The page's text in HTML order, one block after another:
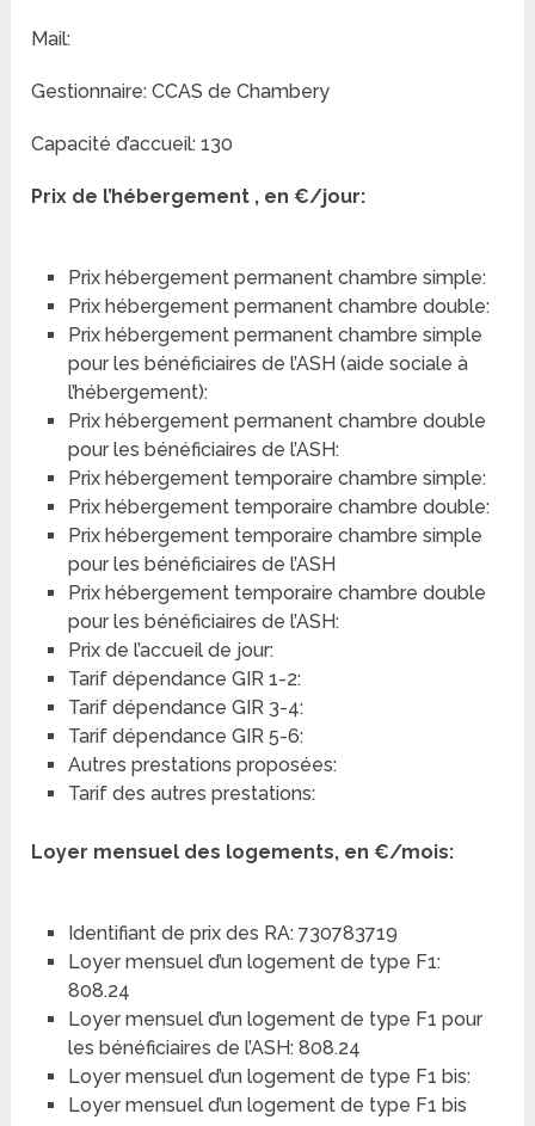
Mail:
Gestionnaire: CCAS de Chambery
Capacité d’accueil: 130
Prix de l’hébergement , en €/jour:
Prix hébergement permanent chambre simple:
Prix hébergement permanent chambre double:
Prix hébergement permanent chambre simple
pour les bénéficiaires de l’ASH (aide sociale à
l’hébergement):
Prix hébergement permanent chambre double
pour les bénéficiaires de l’ASH:
Prix hébergement temporaire chambre simple:
Prix hébergement temporaire chambre double:
Prix hébergement temporaire chambre simple
pour les bénéficiaires de l’ASH
Prix hébergement temporaire chambre double
pour les bénéficiaires de l’ASH:
Prix de l’accueil de jour:
Tarif dépendance GIR 1-2:
Tarif dépendance GIR 3-4:
Tarif dépendance GIR 5-6:
Autres prestations proposées:
Tarif des autres prestations:
Loyer mensuel des logements, en €/mois:
Identifiant de prix des RA: 730783719
Loyer mensuel d’un logement de type F1:
808.24
Loyer mensuel d’un logement de type F1 pour
les bénéficiaires de l’ASH: 808.24
Loyer mensuel d’un logement de type F1 bis:
Loyer mensuel d’un logement de type F1 bis